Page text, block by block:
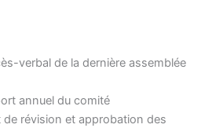
verbal de la dernière assemblée
annuel du comité
révision et approbation des